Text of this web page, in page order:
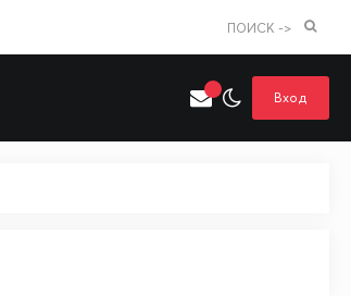
ПОИСК ->
Вход